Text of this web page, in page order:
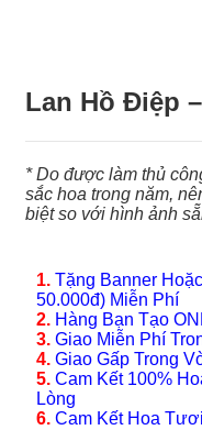
Lan Hồ Điệp
* Do được làm thủ
sắc hoa trong năm,
biệt so với hình ảnh
1. Tặng Banner
50.000đ) Miễn Phí
2. Hàng Bạn Tạo
3. Giao Miễn Phí
4. Giao Gấp Trong
5. Cam Kết 100%
Lòng
6. Cam Kết Hoa